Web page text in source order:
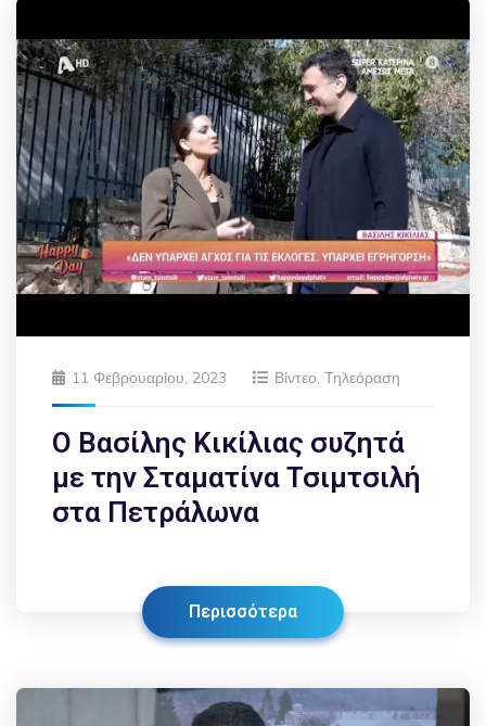
11 Φεβρουαρίου, 2023 Βίντεο, Τηλεόραση
Ο Βασίλης Κικίλιας συζητά
με την Σταματίνα Τσιμτσιλή
στα Πετράλωνα
Περισσότερα